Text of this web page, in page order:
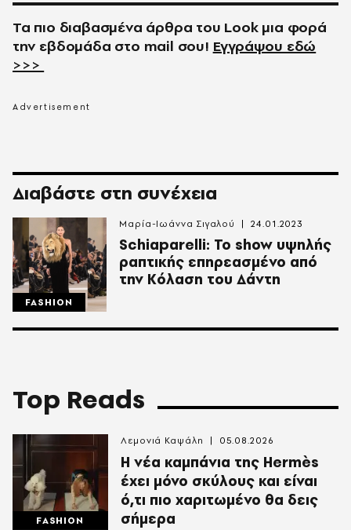
Τα πιο διαβασμένα άρθρα του Look μια φορά
την εβδομάδα στο mail σου! Εγγράψου εδώ
>>>
Διαβάστε στη συνέχεια
FASHION
Schiaparelli: Το show υψηλής
ραπτικής επηρεασμένο από
την Κόλαση του Δάντη
Μαρία-Ιωάννα Σιγαλού 24.01.2023
Top Reads
FASHION
Η νέα καμπάνια της Hermès
έχει μόνο σκύλους και είναι
ό,τι πιο χαριτωμένο θα δεις
σήμερα
Λεμονιά Καψάλη 05.08.2026